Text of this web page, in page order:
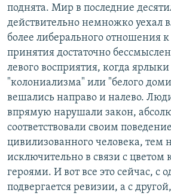
поднята. Мир в последние
действительно немножко уехал
более либерального отношения
принятия достаточно
левого восприятия, когда ярлыки
"колониализма" или "белого
вешались направо и налево.
впрямую нарушали закон,
соответствовали своим
цивилизованного человека, тем
исключительно в связи с цветом
героями. И вот все это сейчас, с
подвергается ревизии, а с